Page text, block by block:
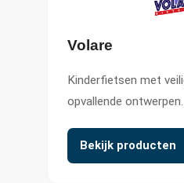
Volare
Kinderfietsen met
opvallende ontwerpen.
Bekijk producten